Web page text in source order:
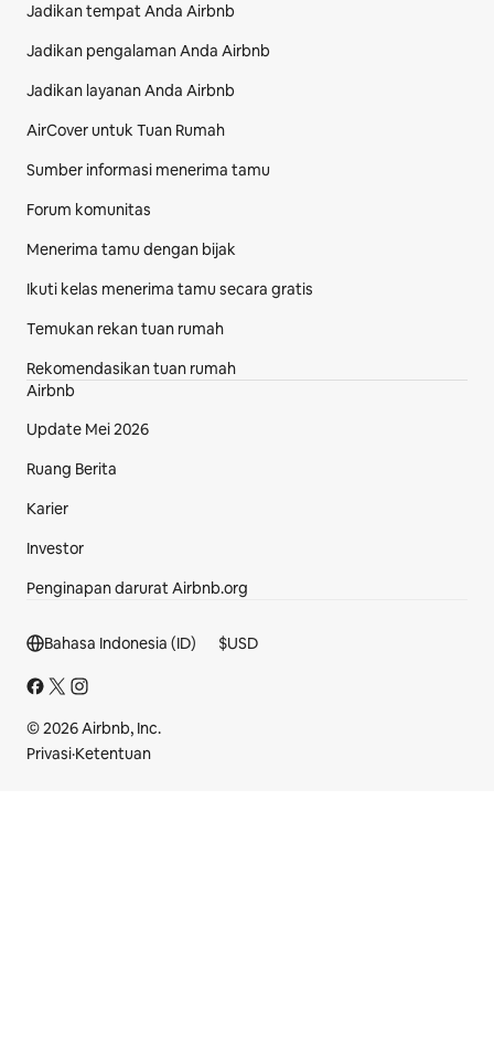
Jadikan tempat Anda Airbnb
Jadikan pengalaman Anda Airbnb
Jadikan layanan Anda Airbnb
AirCover untuk Tuan Rumah
Sumber informasi menerima tamu
Forum komunitas
Menerima tamu dengan bijak
Ikuti kelas menerima tamu secara gratis
Temukan rekan tuan rumah
Rekomendasikan tuan rumah
Airbnb
Update Mei 2026
Ruang Berita
Karier
Investor
Penginapan darurat Airbnb.org
Bagian footer
Bahasa Indonesia (ID) $USD
© 2026 Airbnb, Inc.
Privasi·Ketentuan